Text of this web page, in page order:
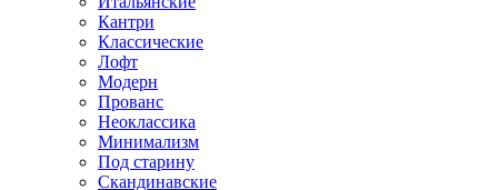
Кантри
Классические
Лофт
Модерн
Прованс
Неоклассика
Минимализм
Под старину
Скандинавские